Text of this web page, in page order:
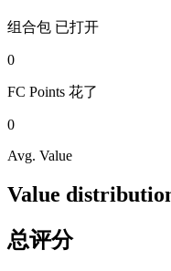
组合包 已打开
0
FC Points 花了
0
Avg. Value
Value
总评分